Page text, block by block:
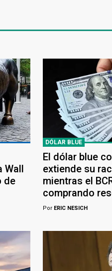
Wall
de
DÓLAR BLUE
El dólar blue
extiende su
mientras el
comprando
PorERIC NESICH